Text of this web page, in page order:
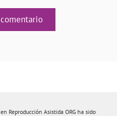
Reproducción Asistida ORG ha sido